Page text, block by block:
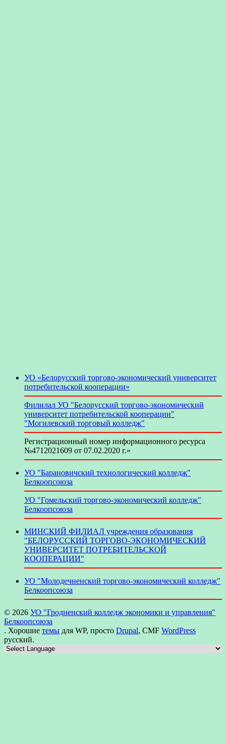
УО «Белорусский торгово-экономический университет
потребительской кооперации»
Филилал УО "Белорусский торгово-экономический
университет потребительской кооперации"
"Могилевский торговый колледж"
Регистрационный номер информационного ресурса
№4712021609 от 07.02.2020 г.»
УО "Барановичский технологический колледж"
Белкоопсоюза
УО "Гомельский торгово-экономический колледж"
Белкоопсоюза
МИНСКИЙ ФИЛИАЛ учреждения образования
"БЕЛОРУССКИЙ ТОРГОВО-ЭКОНОМИЧЕСКИЙ
УНИВЕРСИТЕТ ПОТРЕБИТЕЛЬСКОЙ
КООПЕРАЦИИ"
УО "Молодечненский торгово-экономический колледж"
Белкоопсоюза
© 2026 УО "Гродненский колледж экономики и управления"
Белкоопсоюза
. Хорошие темы для WP, просто Drupal, CMF WordPress
русский.